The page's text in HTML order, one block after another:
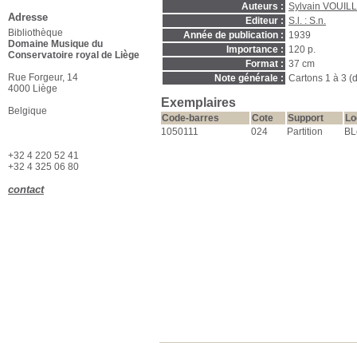
Auteurs : Sylvain
Editeur : S.l. : S.n.
Année de publication : 1939
Importance : 120 p.
Format : 37 cm
Note générale : Cartons 1 à 3
Exemplaires
Code-barres Cote Support
1050111
024 Partition
Adresse
Bibliothèque
Domaine Musique du
Conservatoire royal de Liège
Rue Forgeur, 14
4000 Liège
Belgique
+32 4 220 52 41
+32 4 325 06 80
contact